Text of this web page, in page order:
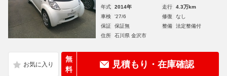
年式 2014年 走行
4.3万km
車検
'27/6 修復
なし
保証
保証無 整備
法定整備付
住所
石川県 金沢市
無
料
見積もり・在庫確認